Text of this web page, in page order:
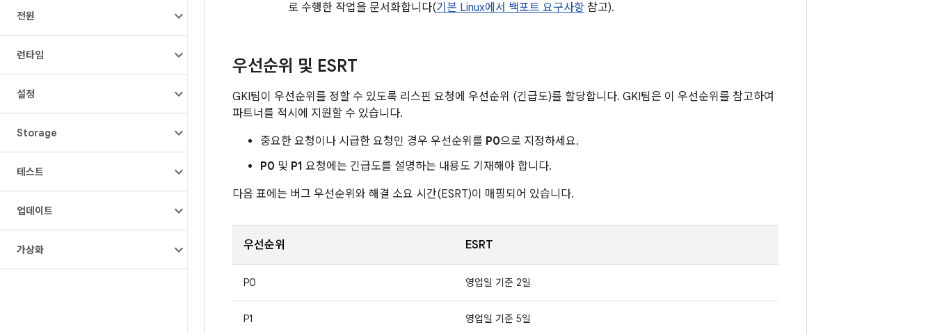
전원
런타임
설정
Storage
테스트
업데이트
가상화
로 수행한 작업을 문서화합니다(기본 Linux에서 백포트 요구사항 참고).
우선순위 및 ESRT
GKI팀이 우선순위를 정할 수 있도록 리스핀 요청에 우선순위 (긴급도)를 할당합니다. GKI팀은 이 우선순위를 참고하여
파트너를 적시에 지원할 수 있습니다.
중요한 요청이나 시급한 요청인 경우 우선순위를 P0으로 지정하세요.
P0 및 P1 요청에는 긴급도를 설명하는 내용도 기재해야 합니다.
다음 표에는 버그 우선순위와 해결 소요 시간(ESRT)이 매핑되어 있습니다.
우선순위 ESRT
P0 영업일 기준 2일
P1 영업일 기준 5일